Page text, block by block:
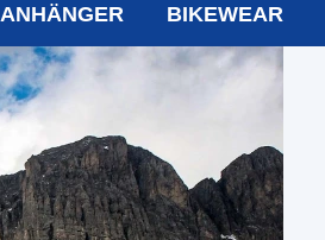
ANHÄNGER BIKEWEAR